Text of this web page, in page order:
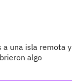
a una isla remota y
algo